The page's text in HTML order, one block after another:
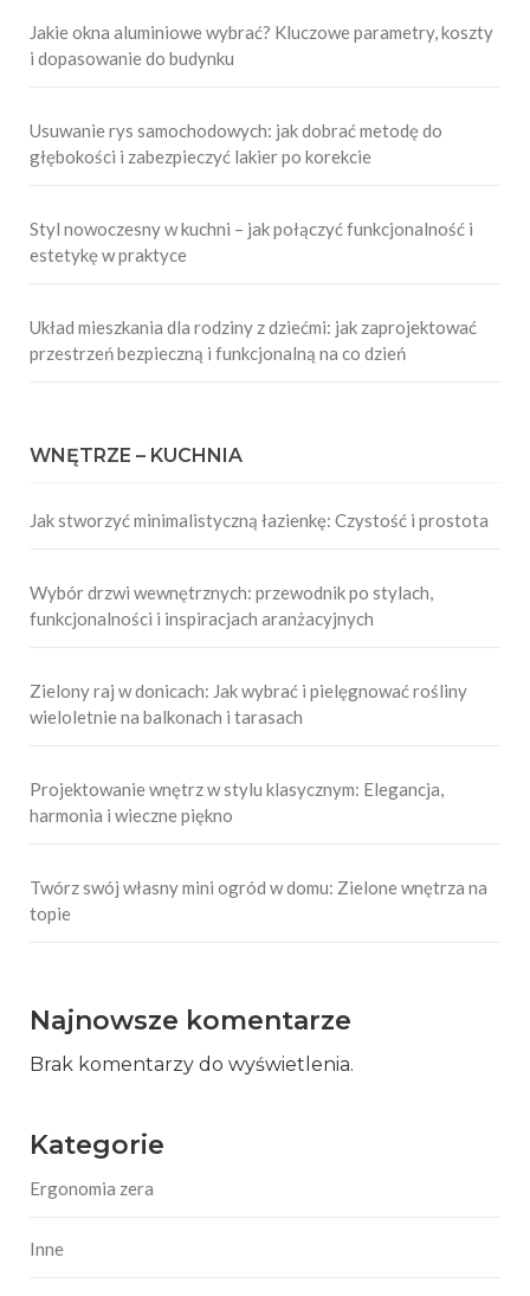
Jakie okna aluminiowe wybrać? Kluczowe parametry, koszty
i dopasowanie do budynku
Usuwanie rys samochodowych: jak dobrać metodę do
głębokości i zabezpieczyć lakier po korekcie
Styl nowoczesny w kuchni – jak połączyć funkcjonalność i
estetykę w praktyce
Układ mieszkania dla rodziny z dziećmi: jak zaprojektować
przestrzeń bezpieczną i funkcjonalną na co dzień
WNĘTRZE – KUCHNIA
Jak stworzyć minimalistyczną łazienkę: Czystość i prostota
Wybór drzwi wewnętrznych: przewodnik po stylach,
funkcjonalności i inspiracjach aranżacyjnych
Zielony raj w donicach: Jak wybrać i pielęgnować rośliny
wieloletnie na balkonach i tarasach
Projektowanie wnętrz w stylu klasycznym: Elegancja,
harmonia i wieczne piękno
Twórz swój własny mini ogród w domu: Zielone wnętrza na
topie
Najnowsze komentarze
Brak komentarzy do wyświetlenia.
Kategorie
Ergonomia zera
Inne